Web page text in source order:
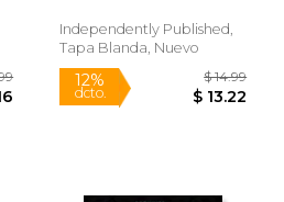
Independently Published,
Tapa Blanda, Nuevo